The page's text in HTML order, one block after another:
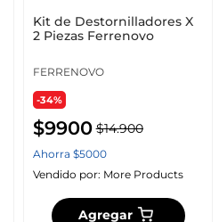
Kit de Destornilladores X
2 Piezas Ferrenovo
FERRENOVO
-34%
$9900 $14.900
Ahorra $5000
Vendido por: More Products
Agregar